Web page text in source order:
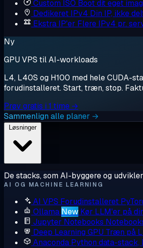
Custom ISO Boot dit eget
Dedikeret IPv4 Din IP, ikke
Ekstra IP'er Flere IPv4 pr.
Ny
GPU VPS til AI-workloads
L4, L40S og H100 med hele CUDA-
forudinstalleret. Start, træn, stop.
Prøv gratis i 1 time →
Sammenlign alle planer →
Løsninger
De stacks, som AI-byggere og
AI OG MACHINE LEARNING
AI VPS Forudinstalleret
Ollama New Kør LLM'er på
Jupyter Notebooks
Deep Learning GPU Træn på
Anaconda Python data-stack,